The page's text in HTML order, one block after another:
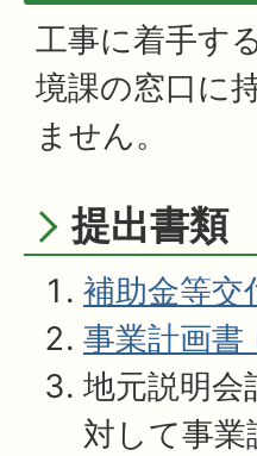
工事に着手す
境課の窓口に
ません。
提出書類
補助金等
事業計画
地元説明会
対して事